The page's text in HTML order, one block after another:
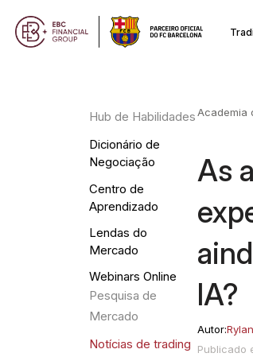
Hub de Habilidades
Dicionário de
Negociação
Centro de
Aprendizado
Lendas do
Mercado
Webinars Online
Pesquisa de
Mercado
Notícias de trading
Academia
As
IA?
Autor:
Publicado